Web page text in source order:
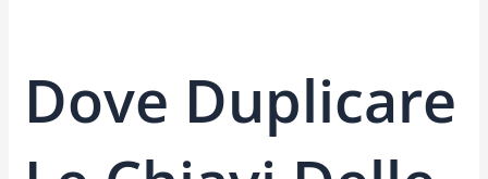
Dove Duplicare